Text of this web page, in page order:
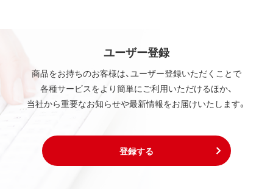
ユーザー登録
商品をお持ちのお客様は、ユーザー登録いただくことで
各種サービスをより簡単にご利用いただけるほか、
当社から重要なお知らせや最新情報をお届けいたします。
登録する